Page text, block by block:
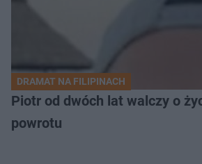
DRAMAT NA FILIPINACH
Piotr od dwóch lat walczy o
powrotu